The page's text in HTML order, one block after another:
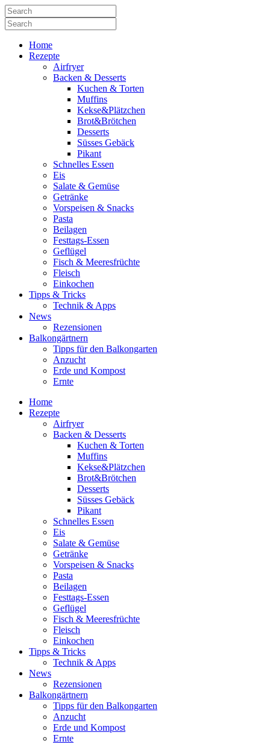
Home
Rezepte
Airfryer
Backen & Desserts
Kuchen & Torten
Muffins
Kekse&Plätzchen
Brot&Brötchen
Desserts
Süsses Gebäck
Pikant
Schnelles Essen
Eis
Salate & Gemüse
Getränke
Vorspeisen & Snacks
Pasta
Beilagen
Festtags-Essen
Geflügel
Fisch & Meeresfrüchte
Fleisch
Einkochen
Tipps & Tricks
Technik & Apps
News
Rezensionen
Balkongärtnern
Tipps für den Balkongarten
Anzucht
Erde und Kompost
Ernte
Home
Rezepte
Airfryer
Backen & Desserts
Kuchen & Torten
Muffins
Kekse&Plätzchen
Brot&Brötchen
Desserts
Süsses Gebäck
Pikant
Schnelles Essen
Eis
Salate & Gemüse
Getränke
Vorspeisen & Snacks
Pasta
Beilagen
Festtags-Essen
Geflügel
Fisch & Meeresfrüchte
Fleisch
Einkochen
Tipps & Tricks
Technik & Apps
News
Rezensionen
Balkongärtnern
Tipps für den Balkongarten
Anzucht
Erde und Kompost
Ernte